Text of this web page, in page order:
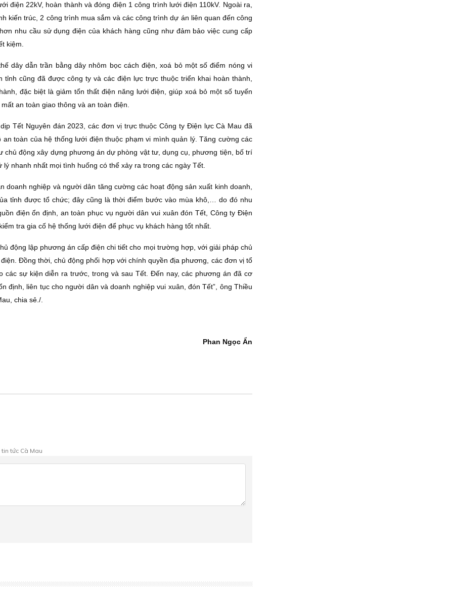
điện 22kV, hoàn thành và đóng điện 1 công trình lưới điện 110kV. Ngoài ra,
kiến trúc, 2 công trình mua sắm và các công trình dự án liên quan đến công
nhu cầu sử dụng điện của khách hàng cũng như đảm bảo việc cung cấp
kiệm.
dây dẫn trần bằng dây nhôm bọc cách điện, xoá bỏ một số điểm nóng vi
cũng đã được công ty và các điện lực trực thuộc triển khai hoàn thành,
đặc biệt là giảm tổn thất điện năng lưới điện, giúp xoá bỏ một số tuyến
an toàn giao thông và an toàn điện.
Tết Nguyên đán 2023, các đơn vị trực thuộc Công ty Ðiện lực Cà Mau đã
toàn của hệ thống lưới điện thuộc phạm vi mình quản lý. Tăng cường các
chủ động xây dựng phương án dự phòng vật tư, dụng cụ, phương tiện, bố trí
nhanh nhất mọi tình huống có thể xảy ra trong các ngày Tết.
doanh nghiệp và người dân tăng cường các hoạt động sản xuất kinh doanh,
tỉnh được tổ chức; đây cũng là thời điểm bước vào mùa khô,… do đó nhu
điện ổn định, an toàn phục vụ người dân vui xuân đón Tết, Công ty Ðiện
tra gia cố hệ thống lưới điện để phục vụ khách hàng tốt nhất.
động lập phương án cấp điện chi tiết cho mọi trường hợp, với giải pháp chủ
Ðồng thời, chủ động phối hợp với chính quyền địa phương, các đơn vị tổ
các sự kiện diễn ra trước, trong và sau Tết. Ðến nay, các phương án đã cơ
định, liên tục cho người dân và doanh nghiệp vui xuân, đón Tết”, ông Thiều
chia sẻ./.
Phan Ngọc Ẩn
tin tức Cà Mau